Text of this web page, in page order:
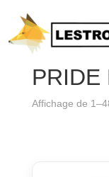
Accueil/Brands/
PRIDE
Affichage de